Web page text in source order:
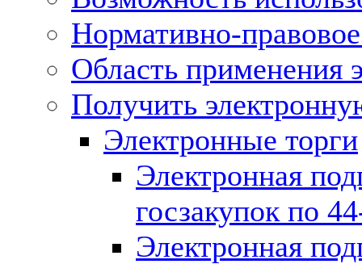
Нормативно-
Область применения
Получить
Электронные торги
Электронная
госзакупок по
Электронная